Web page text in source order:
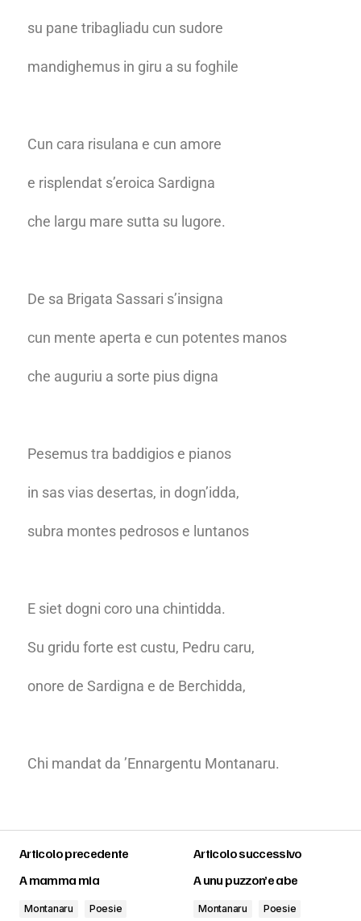
su pane tribagliadu cun sudore
mandighemus in giru a su foghile
Cun cara risulana e cun amore
e risplendat s’eroica Sardigna
che largu mare sutta su lugore.
De sa Brigata Sassari s’insigna
cun mente aperta e cun potentes manos
che auguriu a sorte pius digna
Pesemus tra baddigios e pianos
in sas vias desertas, in dogn’idda,
subra montes pedrosos e luntanos
E siet dogni coro una chintidda.
Su gridu forte est custu, Pedru caru,
onore de Sardigna e de Berchidda,
Chi mandat da ’Ennargentu Montanaru.
Articolo precedente
A mamma mia
Montanaru Poesie
Articolo successivo
A unu puzzon’e abe
Montanaru Poesie